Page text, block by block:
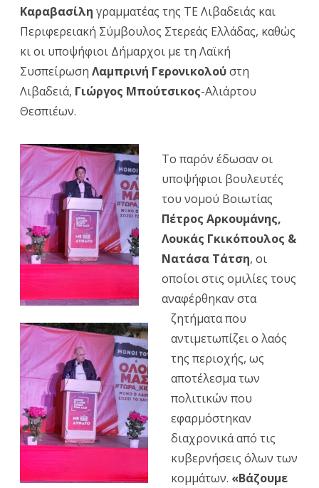
Αυτό
όσους
για
φορά
μέλος
της
Καραβασίλη γραμματέας της ΤΕ Λιβαδειάς και
Περιφερειακή Σύμβουλος Στερεάς Ελλάδας, καθώς
κι οι υποψήφιοι Δήμαρχοι με τη Λαϊκή
Συσπείρωση Λαμπρινή Γερονικολούστη
Λιβαδειά, Γιώργος Μπούτσικος-Αλιάρτου
Θεσπιέων.
Το παρόν έδωσαν οι
υποψήφιοι βουλευτές
του νομού Βοιωτίας
Πέτρος Αρκουμάνης,
Λουκάς Γκικόπουλος &
Νατάσα Τάτση, οι
οποίοι στις ομιλίες τους
αναφέρθηκαν στα
ζητήματα που
αντιμετωπίζει ο λαός
της περιοχής, ως
αποτέλεσμα των
πολιτικών που
εφαρμόστηκαν
διαχρονικά από τις
κυβερνήσεις όλων των
κομμάτων. «Βάζουμε